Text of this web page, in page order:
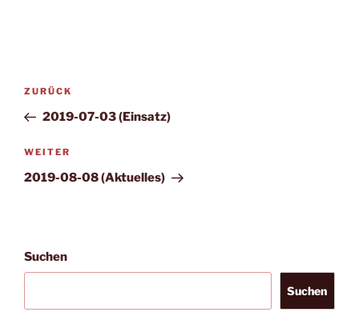
Beitragsnavigation
Vorheriger
Beitrag
ZURÜCK
2019-07-03 (Einsatz)
Nächster
Beitrag
WEITER
2019-08-08 (Aktuelles)
Suchen
Suchen